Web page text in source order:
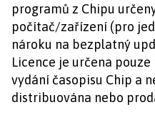
programů z Chipu
počítač/zařízení (pro
nároku na bezplatný
Licence je určena
vydání časopisu Chip a
distribuována nebo